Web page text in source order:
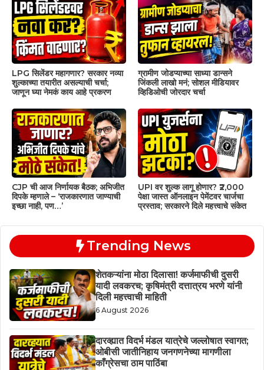
LPG सिलेंडर महागणार? सरकार नव्या
शुल्काच्या तयारीत असल्याची चर्चा;
जाणून घ्या नेमकं काय आहे प्रकरण
ग्रामीण जोडप्याच्या साध्या डान्सने
जिंकली लाखो मनं; सोशल मीडियावर
व्हिडिओची जोरदार चर्चा
CJP ची आज निर्णायक बैठक; अभिजीत
दिपके म्हणाले – ‘राजकारणात जाण्याची
इच्छा नाही, पण…’
UPI वर शुल्क लागू होणार? ₹2,000
पेक्षा जास्त ऑनलाइन पेमेंटवर चार्जचा
प्रस्ताव; सरकारने दिले महत्त्वाचे संकेत
Trending News
शेतकऱ्यांना मोठा दिलासा! कर्जमाफीची दुसरी
यादी लवकरच; कृषिमंत्री दत्तात्रय भरणे यांनी
दिली महत्त्वाची माहिती
6 August 2026
दारव्ह्यात विदर्भ मंडल यात्रेचे जल्लोषात स्वागत;
ओबीसी जातीनिहाय जनगणनेच्या मागणीला
काँग्रेसचा ठाम पाठिंबा